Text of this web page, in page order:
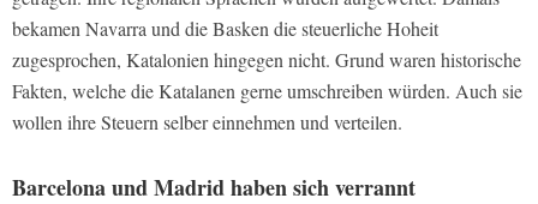
bekamen Navarra und die Basken die steuerliche Hoheit
zugesprochen, Katalonien hingegen nicht. Grund waren historische
Fakten, welche die Katalanen gerne umschreiben würden. Auch sie
wollen ihre Steuern selber einnehmen und verteilen.
Barcelona und Madrid haben sich verrannt